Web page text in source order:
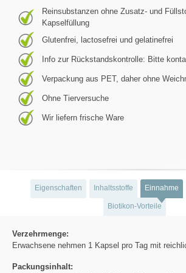
Reinsubstanzen ohne Zusatz- und
Kapselfüllung
Glutenfrei, lactosefrei und gelatinefrei
Info zur Rückstandskontrolle: Bitte
Verpackung aus PET, daher ohne
Ohne Tierversuche
Wir liefern frische Ware
Eigenschaften Inhaltsstoffe Einnahme
Biotikon-Vorteile
Verzehrmenge:
Erwachsene nehmen 1 Kapsel pro Tag mit
Packungsinhalt: